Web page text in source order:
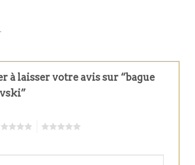
à laisser votre avis sur “bague